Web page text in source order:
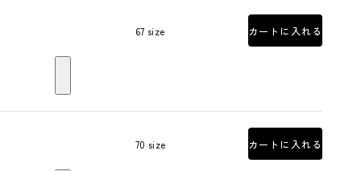
67 size カートに入れる
70 size カートに入れる